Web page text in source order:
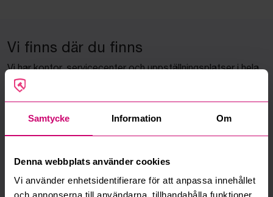
Samtycke Information Om
Denna webbplats använder cookies
Vi använder enhetsidentifierare för att anpassa innehållet
och annonserna till användarna, tillhandahålla funktioner
Vi finns där du finns
Vi har kontor, servicecenter och uppställningsplatser i hela
Sverige för att kunna hjälpa dig snabbt – var du än befinner
Välj anläggning:
Adress: